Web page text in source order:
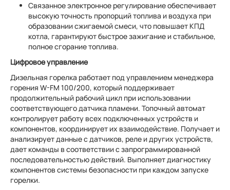
Связанное электронное регулирование обеспечивает
высокую точность пропорций топлива и воздуха при
образовании сжигаемой смеси, что повышает КПД
котла, гарантируют быстрое зажигание и стабильное,
полное сгорание топлива.
Цифровое управление
Дизельная горелка работает под управлением менеджера
горения W-FM 100/200, который поддерживает
продолжительный рабочий цикл при использовании
соответствующего датчика пламени. Топочный автомат
контролирует работу всех подключенных устройств и
компонентов, координирует их взаимодействие. Получает и
анализирует данные с датчиков, реле и других устройств,
дает команды в соответствии с запрограммированной
последовательностью действий. Выполняет диагностику
компонентов системы безопасности при каждом запуске
горелки.